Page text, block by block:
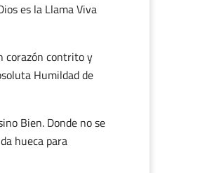
es la Llama Viva
corazón contrito y
Humildad de
Bien. Donde no se
hueca para